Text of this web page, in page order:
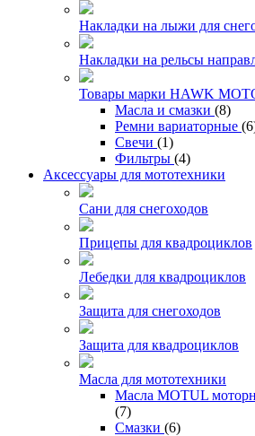
Накладки на лыжи для
Накладки на рельсы
Товары марки HAWK
Масла и смазки (8)
Ремни вариаторные
Свечи (1)
Фильтры (4)
Аксессуары для мототехники
Сани для снегоходов
Прицепы для квадроциклов
Лебедки для квадроциклов
Защита для снегоходов
Защита для квадроциклов
Масла для мототехники
Масла MOTUL
(7)
Смазки (6)